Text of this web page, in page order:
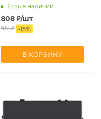
Kollinger Eclipse EC-
004BK
Есть в наличии
808₽/шт
951₽ -15%
В КОРЗИНУ